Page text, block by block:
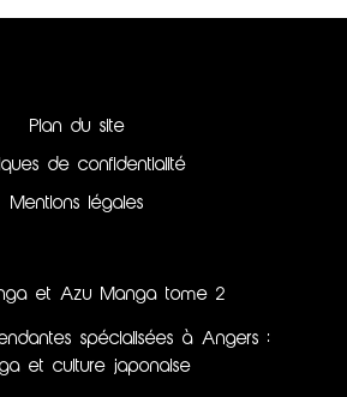
Plan du site
de confidentialité
Mentions légales
et Azu Manga tome 2
spécialisées à Angers :
et culture japonaise